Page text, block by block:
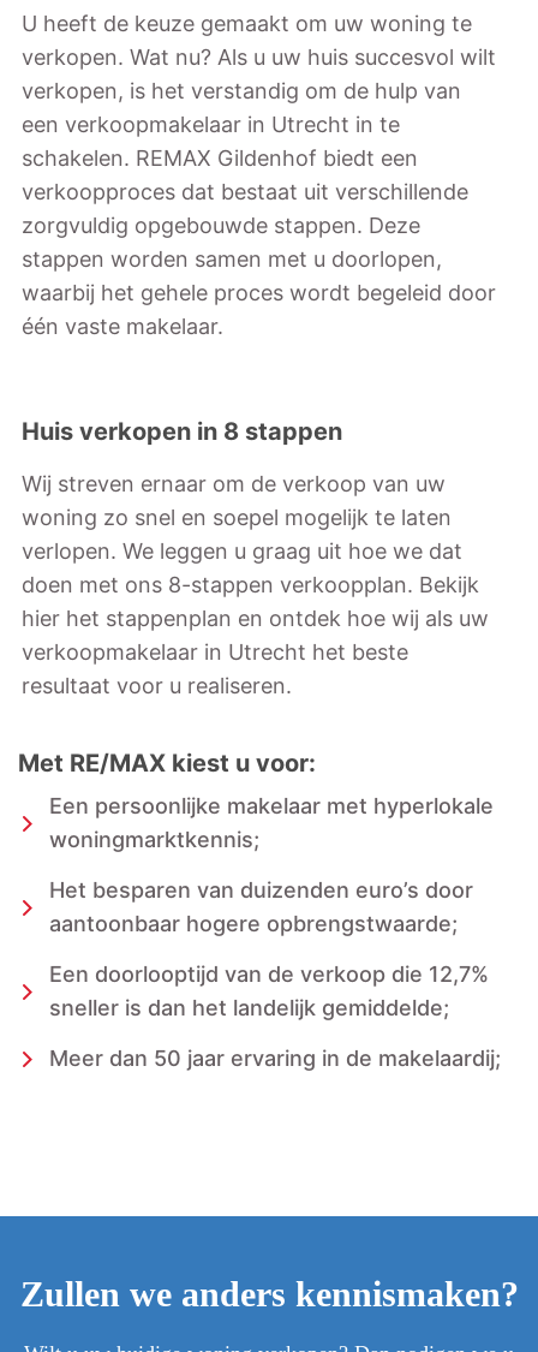
U heeft de keuze gemaakt om uw woning te
verkopen. Wat nu? Als u uw huis succesvol wilt
verkopen, is het verstandig om de hulp van
een verkoopmakelaar in Utrecht in te
schakelen. REMAX Gildenhof biedt een
verkoopproces dat bestaat uit verschillende
zorgvuldig opgebouwde stappen. Deze
stappen worden samen met u doorlopen,
waarbij het gehele proces wordt begeleid door
één vaste makelaar.
Huis verkopen in 8 stappen
Wij streven ernaar om de verkoop van uw
woning zo snel en soepel mogelijk te laten
verlopen. We leggen u graag uit hoe we dat
doen met ons 8-stappen verkoopplan. Bekijk
hier het stappenplan en ontdek hoe wij als uw
verkoopmakelaar in Utrecht het beste
resultaat voor u realiseren.
Met RE/MAX kiest u voor:
Een persoonlijke makelaar met hyperlokale
woningmarktkennis;
Het besparen van duizenden euro’s door
aantoonbaar hogere opbrengstwaarde;
Een doorlooptijd van de verkoop die 12,7%
sneller is dan het landelijk gemiddelde;
Meer dan 50 jaar ervaring in de makelaardij;
Zullen we anders kennismaken?